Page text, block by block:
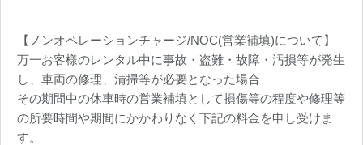
【ノンオペレーションチャージ/NOC(営業補填)について】
万一お客様のレンタル中に事故・盗難・故障・汚損等が発生
し、車両の修理、清掃等が必要となった場合
その期間中の休車時の営業補填として損傷等の程度や修理等
の所要時間や期間にかかわりなく下記の料金を申し受けま
す。